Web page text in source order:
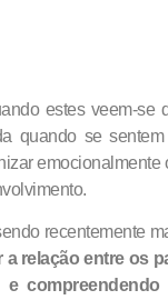
estes veem-se
quando se
recentemente
relação entre os